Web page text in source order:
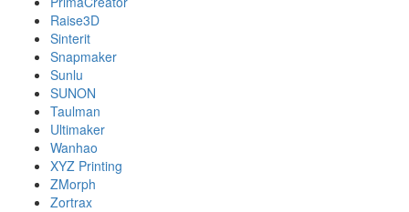
Raise3D
Sinterit
Snapmaker
Sunlu
SUNON
Taulman
Ultimaker
Wanhao
XYZ Printing
ZMorph
Zortrax